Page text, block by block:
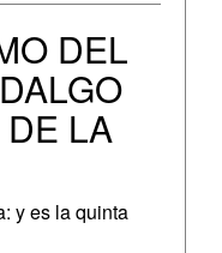
DEL
LA
y es la quinta